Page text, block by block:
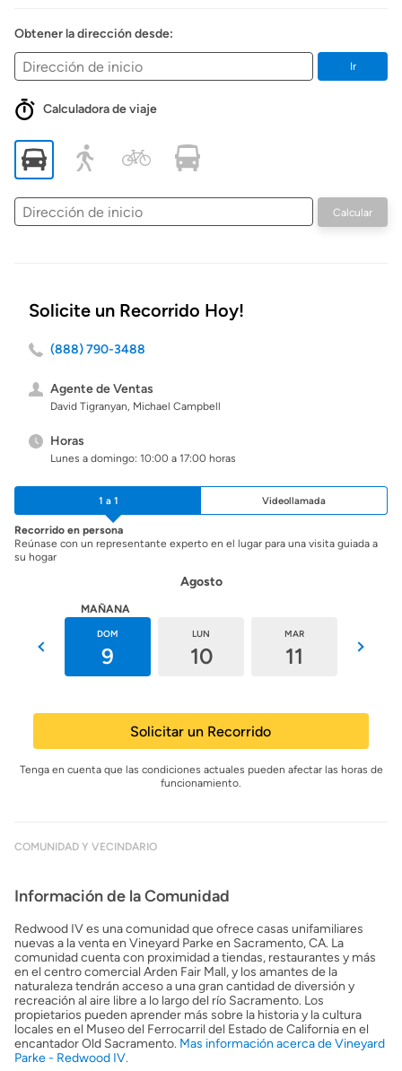
Obtener la dirección desde:
Ir
Calculadora de viaje
Dirección
de
Calcular
Solicite un Recorrido Hoy!
(888) 790-3488
Agente de Ventas
David Tigranyan, Michael Campbell
Horas
Lunes a domingo: 10:00 a 17:00 horas
1 a 1 Videollamada
Recorrido en persona
Reúnase con un representante experto en el lugar para una visita guiada a
su hogar
Agosto
MAÑANA
DOM
9
LUN
10
MAR
11
Solicitar un Recorrido
Tenga en cuenta que las condiciones actuales pueden afectar las horas de
funcionamiento.
COMUNIDAD Y VECINDARIO
Información de la Comunidad
Redwood IV es una comunidad que ofrece casas unifamiliares
nuevas a la venta en Vineyard Parke en Sacramento, CA. La
comunidad cuenta con proximidad a tiendas, restaurantes y más
en el centro comercial Arden Fair Mall, y los amantes de la
naturaleza tendrán acceso a una gran cantidad de diversión y
recreación al aire libre a lo largo del río Sacramento. Los
propietarios pueden aprender más sobre la historia y la cultura
locales en el Museo del Ferrocarril del Estado de California en el
encantador Old Sacramento. Mas información acerca de Vineyard
Parke - Redwood IV.